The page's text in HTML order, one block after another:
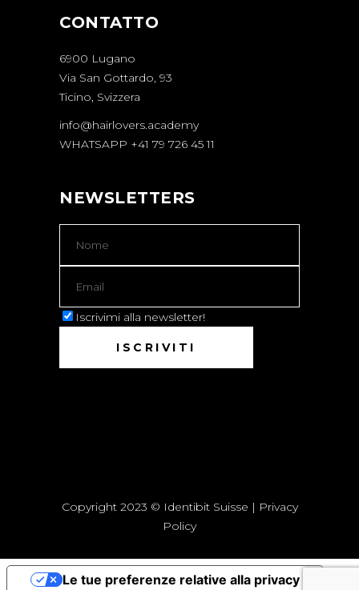
CONTATTO
6900 Lugano
Via San Gottardo, 93
Ticino, Svizzera
info@hairlovers.academy
WHATSAPP +41 79 726 45 11
NEWSLETTERS
Iscrivimi alla newsletter!
Copyright 2023 © Identibit Suisse | Privacy
Policy
Le tue preferenze relative alla privacy